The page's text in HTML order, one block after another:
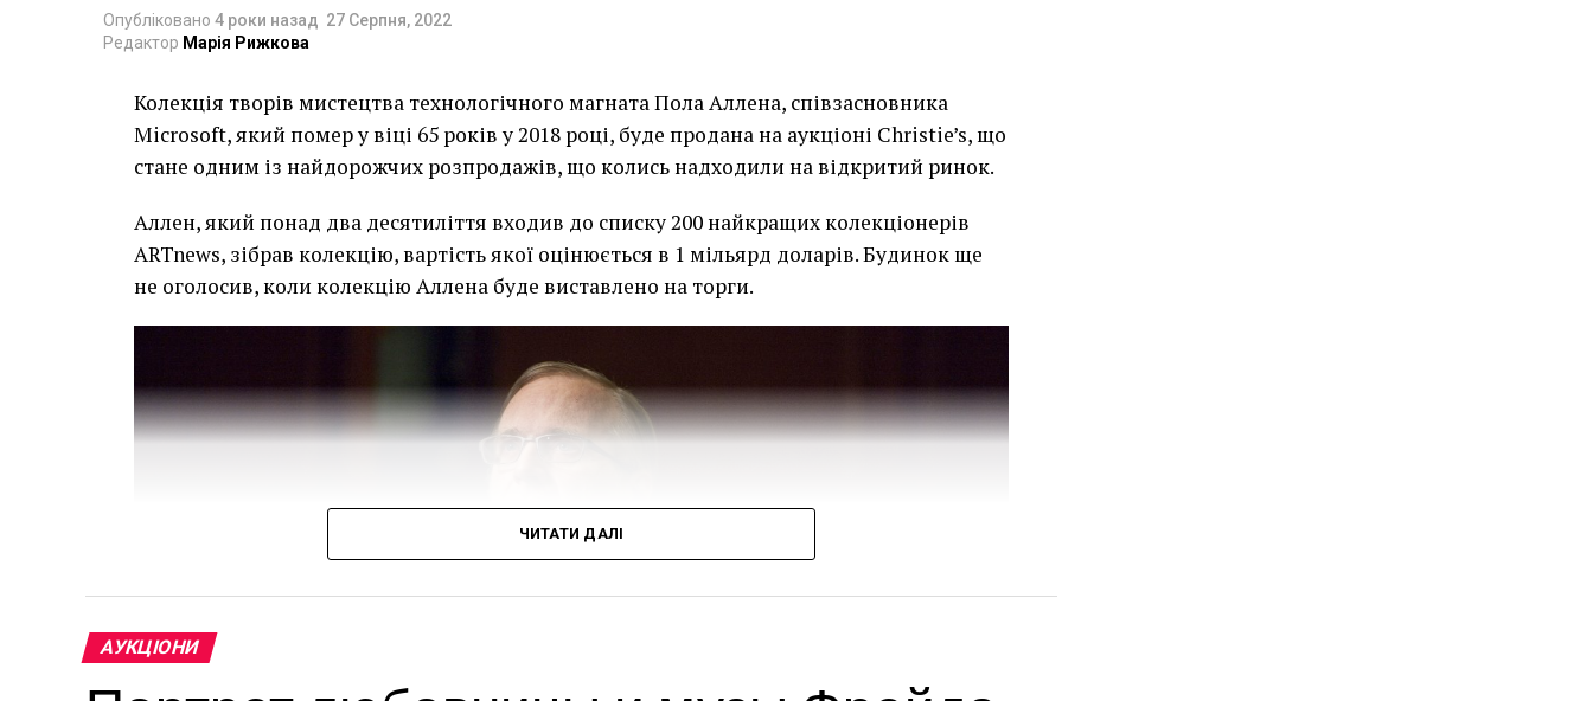
Опубліковано 4 роки назад 27 Серпня, 2022
Редактор Марія Рижкова
Колекція творів мистецтва технологічного магната Пола Аллена, співзасновника
Microsoft, який помер у віці 65 років у 2018 році, буде продана на аукціоні Christie’s, що
стане одним із найдорожчих розпродажів, що колись надходили на відкритий ринок.
Аллен, який понад два десятиліття входив до списку 200 найкращих колекціонерів
ARTnews, зібрав колекцію, вартість якої оцінюється в 1 мільярд доларів. Будинок ще
не оголосив, коли колекцію Аллена буде виставлено на торги.
ЧИТАТИ ДАЛІ
АУКЦІОНИ